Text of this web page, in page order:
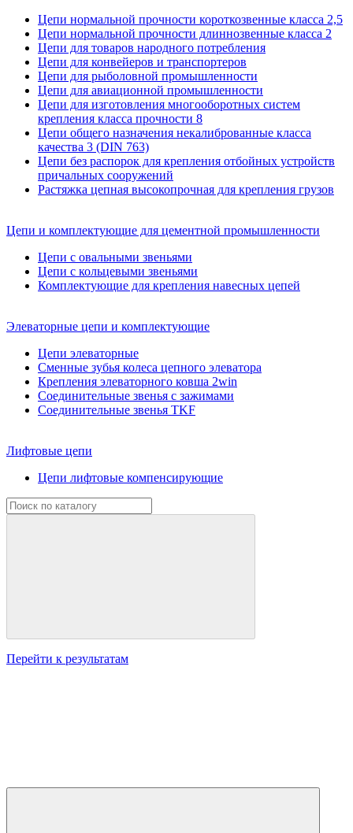
Цепи нормальной прочности короткозвенные класса 2,5
Цепи нормальной прочности длиннозвенные класса 2
Цепи для товаров народного потребления
Цепи для конвейеров и транспортеров
Цепи для рыболовной промышленности
Цепи для авиационной промышленности
Цепи для изготовления многооборотных систем
крепления класса прочности 8
Цепи общего назначения некалиброванные класса
качества 3 (DIN 763)
Цепи без распорок для крепления отбойных устройств
причальных сооружений
Растяжка цепная высокопрочная для крепления грузов
Цепи и комплектующие для цементной промышленности
Цепи с овальными звеньями
Цепи с кольцевыми звеньями
Комплектующие для крепления навесных цепей
Элеваторные цепи и комплектующие
Цепи элеваторные
Сменные зубья колеса цепного элеватора
Крепления элеваторного ковша 2win
Соединительные звенья с зажимами
Соединительные звенья TKF
Лифтовые цепи
Цепи лифтовые компенсирующие
Перейти к результатам